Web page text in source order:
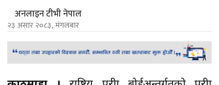
अनलाइन टीभी नेपाल
२३ असार २०८३, मंगलबार